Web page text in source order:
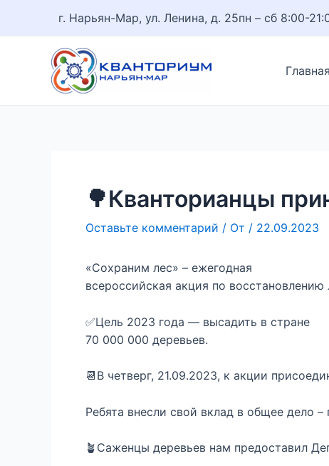
г. Нарьян-Мар, ул. Ленина, д. 25пн – сб 8:00-
Главная
🌳Кванторианцы
Оставьте комментарий / От / 22.09.2023
«Сохраним лес» – ежегодная
всероссийская акция по восстановлению
✅Цель 2023 года — высадить в стране
70 000 000 деревьев.
📆В четверг, 21.09.2023, к акции
Ребята внесли свой вклад в общее дело –
🪴Саженцы деревьев нам предоставил
по